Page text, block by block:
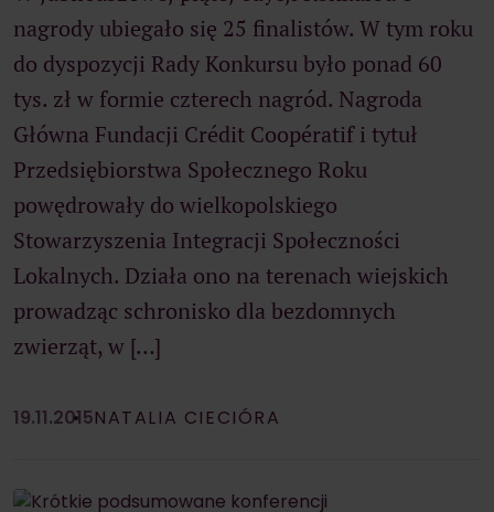
nagrody ubiegało się 25 finalistów. W tym roku
do dyspozycji Rady Konkursu było ponad 60
tys. zł w formie czterech nagród. Nagroda
Główna Fundacji Crédit Coopératif i tytuł
Przedsiębiorstwa Społecznego Roku
powędrowały do wielkopolskiego
Stowarzyszenia Integracji Społeczności
Lokalnych. Działa ono na terenach wiejskich
prowadząc schronisko dla bezdomnych
zwierząt, w […]
19.11.2015NATALIA CIECIÓRA